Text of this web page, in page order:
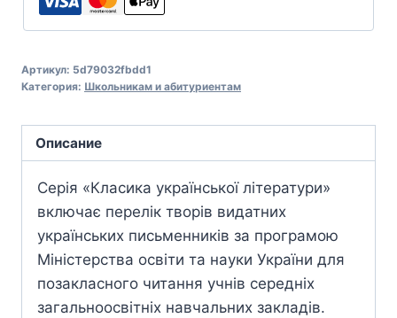
Артикул: 5d79032fbdd1
Категория: Школьникам и абитуриентам
Описание
Серія «Класика української літератури»
включає перелік творів видатних
українських письменників за програмою
Міністерства освіти та науки України для
позакласного читання учнів середніх
загальноосвітніх навчальних закладів.